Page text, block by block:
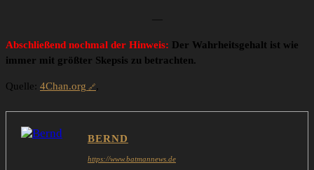
—
Abschließend nochmal der Hinweis: Der Wahrheitsgehalt ist wie
immer mit größter Skepsis zu betrachten.
Quelle: 4Chan.org ,
BERND
https://www.batmannews.de